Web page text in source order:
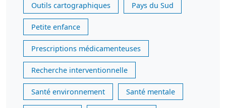
Outils cartographiques Pays du Sud
Petite enfance
Prescriptions médicamenteuses
Recherche interventionnelle
Santé environnement Santé mentale